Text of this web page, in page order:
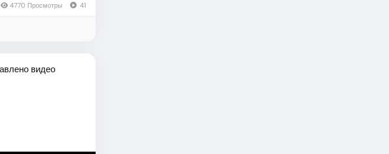
4770 Просмотры 41
видео